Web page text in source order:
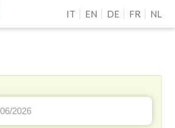
IT EN DE FR NL